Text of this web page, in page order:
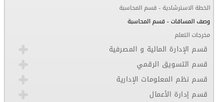
الخطة الاسترشادية - قسم المحاسبة
وصف المساقات - قسم المحاسبة
مخرجات التعلم
قسم الإدارة المالية و المصرفية
قسم التسويق الرقمي
قسم نظم المعلومات الإدارية
قسم إدارة الأعمال